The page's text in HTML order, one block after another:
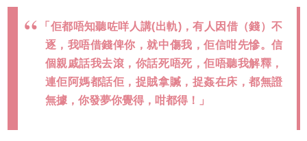
「佢都唔知聽咗咩人講(出軌)，有人因借（錢）不
逐，我唔借錢俾你，就中傷我，佢信咁先慘。信
個親戚話我去滾，你話死唔死，佢唔聽我解釋，
連佢阿媽都話佢，捉賊拿贓，捉姦在床，都無證
無據，你發夢你覺得，咁都得！」